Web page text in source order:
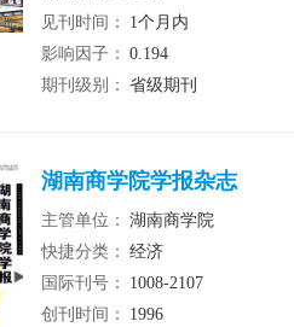
见刊时间：
1个月内
影响因子： 0.194
期刊级别： 省级期刊
湖南商学院学报杂志
主管单位： 湖南商学院
快捷分类： 经济
国际刊号：
1008-2107
创刊时间：
1996